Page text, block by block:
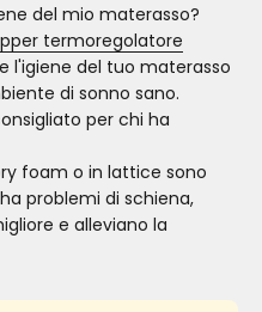
del mio materasso?
termoregolatore
l'igiene del tuo materasso
di sonno sano.
per chi ha
foam o in lattice sono
problemi di schiena,
e alleviano la